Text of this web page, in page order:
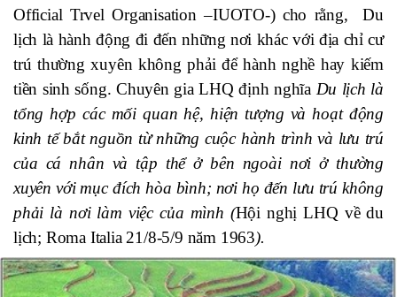
Official Trvel Organisation –IUOTO-) cho rằng, Du
lịch là hành động đi đến những nơi khác với địa chỉ cư
trú thường xuyên không phải để hành nghề hay kiếm
tiền sinh sống.Chuyên gia LHQ định nghĩa Du lịch là
tổng hợp các mốiquan hệ, hiện tượng và hoạt động
kinh tế bắt nguồn từ những cuộc hành trình và lưu trú
của cá nhân và tập thể ở bên ngoài nơi ở thường
xuyên với mục đích hòa bình; nơi họ đến lưu trú không
phải là nơi làm việc của mình (Hội nghị LHQ về du
lịch; Roma Italia 21/8-5/9 năm 1963).